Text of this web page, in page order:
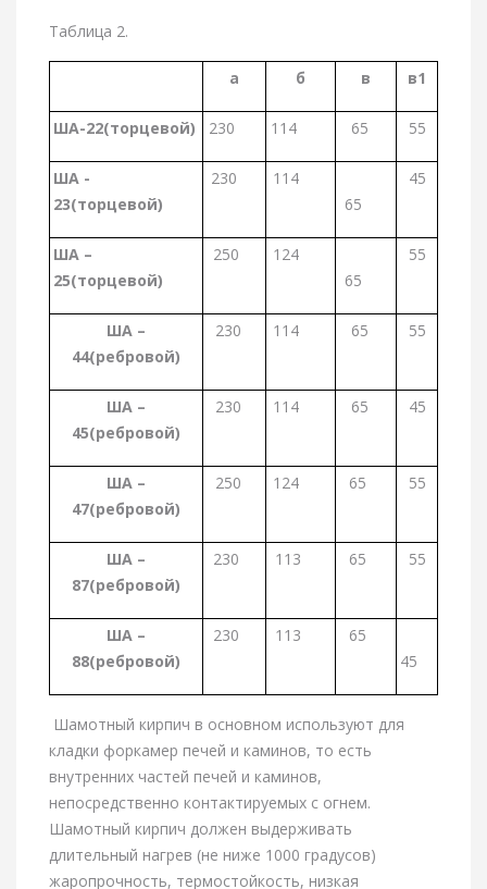
Таблица 2.
а б в в1
ША-22(торцевой) 230 114 65 55
ША -
23(торцевой)
230
114
65
45
ША –
25(торцевой)
250
124
65
55
ША –
44(ребровой)
230 114 65 55
ША –
45(ребровой)
230 114 65 45
ША –
47(ребровой)
250 124 65 55
ША –
87(ребровой)
230 113 65 55
ША –
88(ребровой)
230 113
65
45
Шамотный кирпич в основном используют для
кладки форкамер печей и каминов, то есть
внутренних частей печей и каминов,
непосредственно контактируемых с огнем.
Шамотный кирпич должен выдерживать
длительный нагрев (не ниже 1000 градусов)
жаропрочность, термостойкость, низкая